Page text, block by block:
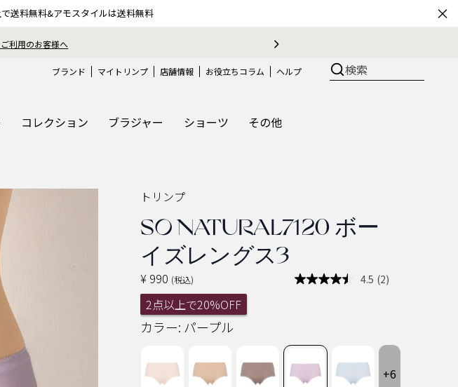
送料無料&アモスタイルは送料無料 ×
様へ
ブランド マイトリンプ 店舗情報 お役立ちコラム ヘルプ
コレクション ブラジャー ショーツ その他
検索
トリンプ
SO NATURAL7120 ボー
イズレングス3
¥ 990 (税込) 4.5 レ
む.
じ
(2)
2点以上で20%OFF
+6
カラー: パープル